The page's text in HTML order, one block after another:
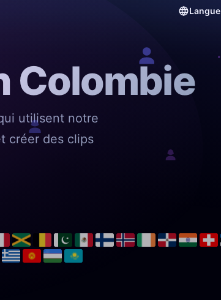
Langue
Colombie
utilisent notre
créer des clips